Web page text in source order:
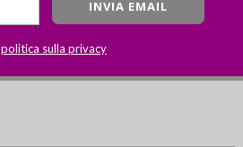
politica sulla privacy